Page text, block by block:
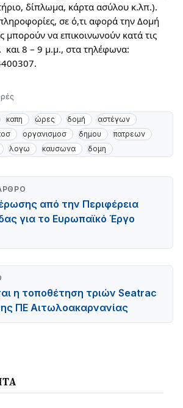
δίπλωμα, κάρτα ασύλου κ.λπ.).
σε ό,τι αφορά την Δομή
μπορούν να επικοινωνούν κατά τις
και 8 – 9 μ.μ., στα τηλέφωνα:
καπη ώρες δομή
αστέγων
οργανισμοσ δημου
πατρεων
λογω καυσωνα δομη
από την Περιφέρεια
για το Ευρωπαϊκό Έργο
η τοποθέτηση τριών Seatrac
ΠΕ Αιτωλοακαρνανίας